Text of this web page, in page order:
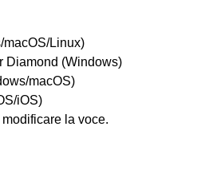
Linux)
Diamond (Windows)
macOS)
iOS)
la voce.